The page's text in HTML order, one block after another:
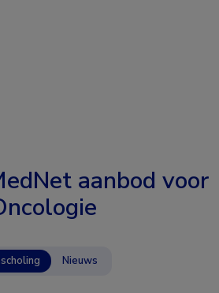
aanbod voor
Nieuws